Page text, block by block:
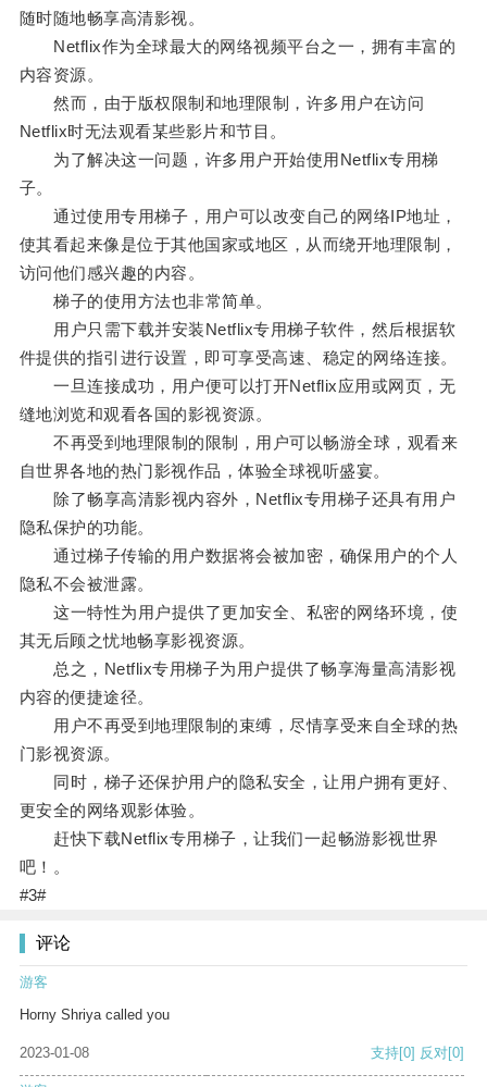
随时随地畅享高清影视。
Netflix作为全球最大的网络视频平台之一，拥有丰富的
内容资源。
然而，由于版权限制和地理限制，许多用户在访问
Netflix时无法观看某些影片和节目。
为了解决这一问题，许多用户开始使用Netflix专用梯
子。
通过使用专用梯子，用户可以改变自己的网络IP地址，
使其看起来像是位于其他国家或地区，从而绕开地理限制，
访问他们感兴趣的内容。
梯子的使用方法也非常简单。
用户只需下载并安装Netflix专用梯子软件，然后根据软
件提供的指引进行设置，即可享受高速、稳定的网络连接。
一旦连接成功，用户便可以打开Netflix应用或网页，无
缝地浏览和观看各国的影视资源。
不再受到地理限制的限制，用户可以畅游全球，观看来
自世界各地的热门影视作品，体验全球视听盛宴。
除了畅享高清影视内容外，Netflix专用梯子还具有用户
隐私保护的功能。
通过梯子传输的用户数据将会被加密，确保用户的个人
隐私不会被泄露。
这一特性为用户提供了更加安全、私密的网络环境，使
其无后顾之忧地畅享影视资源。
总之，Netflix专用梯子为用户提供了畅享海量高清影视
内容的便捷途径。
用户不再受到地理限制的束缚，尽情享受来自全球的热
门影视资源。
同时，梯子还保护用户的隐私安全，让用户拥有更好、
更安全的网络观影体验。
赶快下载Netflix专用梯子，让我们一起畅游影视世界
吧！。
#3#
评论
游客
Horny Shriya called you
2023-01-08 支持[0] 反对[0]